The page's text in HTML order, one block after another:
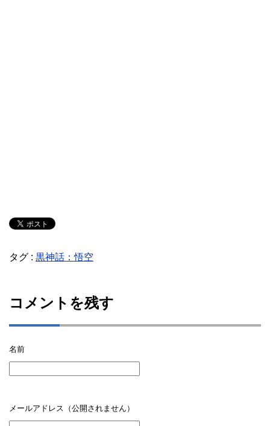
タグ : 黒神話：悟空
コメントを残す
名前
メールアドレス（公開されません）